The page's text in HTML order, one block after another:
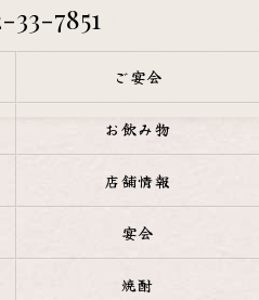
33-7851
ご宴会
お飲み物
店舗情報
宴会
焼酎